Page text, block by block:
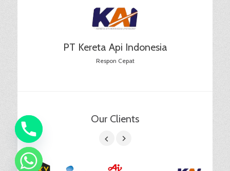
PT Kereta Api Indonesia
Respon Cepat
Our Clients
chaty